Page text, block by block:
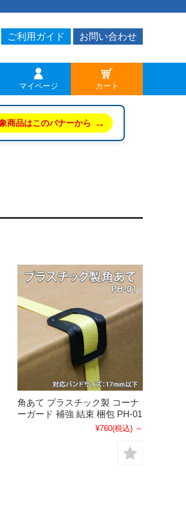
ご利用ガイド お問い合わせ
マイページ カート
商品はこのバナーから →
角あて プラスチック製 コーナ
ーガード 補強 結束 梱包 PH-01
¥760(税込) ～